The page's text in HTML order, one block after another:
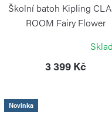
k
r
t
ů
Školní batoh Kipling
ROOM Fairy Flower
3 399 Kč
Novinka